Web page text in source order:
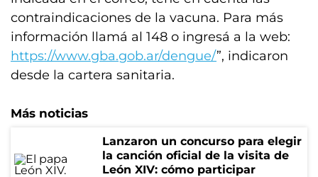
contraindicaciones de la vacuna. Para más
información llamá al 148 o ingresá a la web:
https://www.gba.gob.ar/dengue/”, indicaron
desde la cartera sanitaria.
Más noticias
Lanzaron un concurso para elegir
la canción oficial de la visita de
León XIV: cómo participar